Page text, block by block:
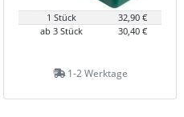
1 Stück
32,90 €
ab 3 Stück
30,40 €
1-2 Werktage